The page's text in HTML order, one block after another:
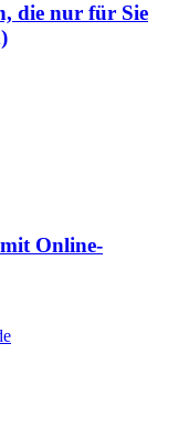
die nur für Sie
Online-